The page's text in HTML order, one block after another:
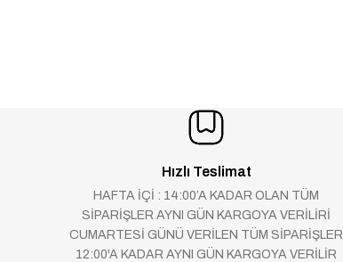
Hızlı Teslimat
HAFTA İÇİ : 14:00’A KADAR OLAN TÜM
SİPARİŞLER AYNI GÜN KARGOYA VERİLİRİ
CUMARTESİ GÜNÜ VERİLEN TÜM SİPARİŞLER
12:00'A KADAR AYNI GÜN KARGOYA VERİLİR